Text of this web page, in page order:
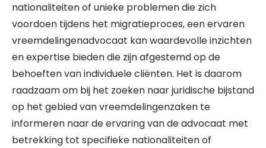
nationaliteiten of unieke problemen die zich
voordoen tijdens het migratieproces, een ervaren
vreemdelingenadvocaat kan waardevolle inzichten
en expertise bieden die zijn afgestemd op de
behoeften van individuele cliënten. Het is daarom
raadzaam om bij het zoeken naar juridische bijstand
op het gebied van vreemdelingenzaken te
informeren naar de ervaring van de advocaat met
betrekking tot specifieke nationaliteiten of